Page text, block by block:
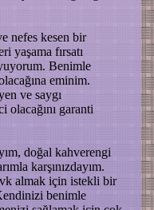
nefes kesen bir
yaşama fırsatı
Benimle
eminim.
ve saygı
olacağını garanti
doğal kahverengi
karşınızdayım.
almak için istekli bir
benimle